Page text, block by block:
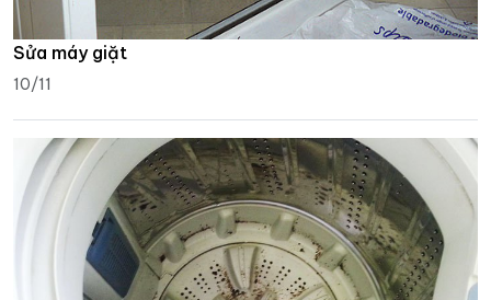
Sửa máy giặt
10/11